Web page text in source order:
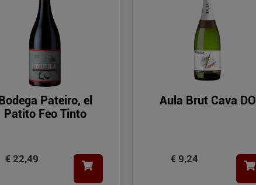
Bodega Pateiro, el
Patito Feo Tinto
€ 22,49
Aula Brut Cava DO
€ 9,24